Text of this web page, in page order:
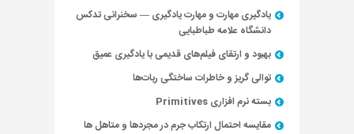
یادگیری مهارت و مهارت یادگیری — سخنرانی تدکس
دانشگاه علامه طباطبایی
بهبود و ارتقای فیلم‌های قدیمی با یادگیری عمیق
توالی گریز و خاطرات ساختگی ربات‌ها
بسته نرم افزاری Primitives
مقایسه احتمال ارتکاب جرم در مجردها و متاهل ها